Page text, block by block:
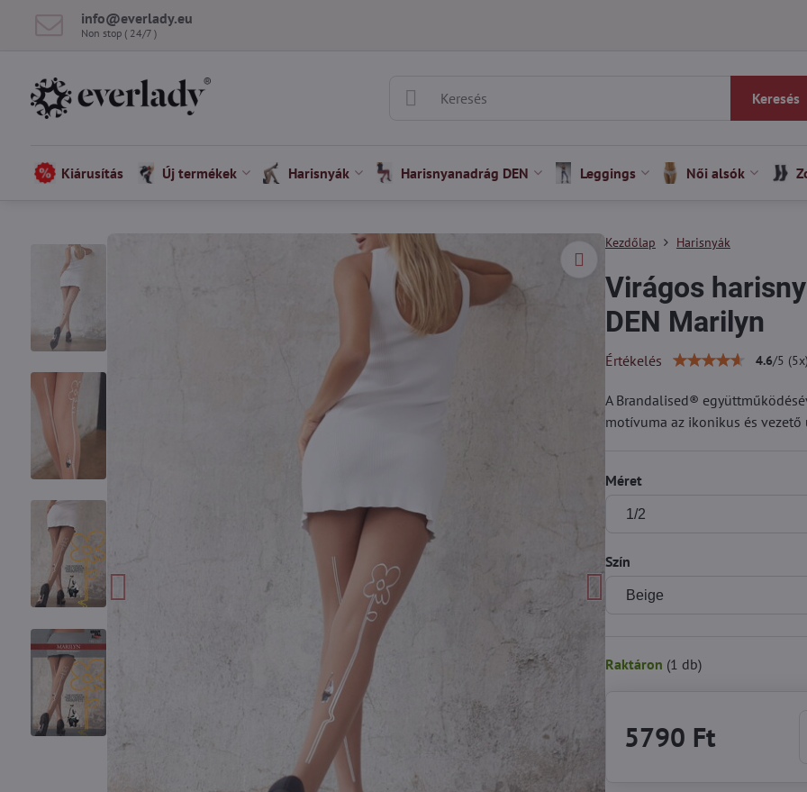
info​@everlady​.eu
Non stop ( 24/7 )
Keresés
Kiárusítás Új termékek Harisnyák Harisnyanadrág DEN Leggings Női alsók
Kezdőlap Harisnyák
Virágos
DEN Marilyn
Értékelés 4.6/5 (5x)
A Brandalised®
motívuma az ikonikus és vezető
Méret
Szín
Raktáron (1 db)
5790 Ft